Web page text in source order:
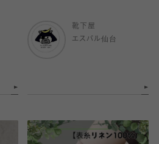
靴下屋
エスパル仙台